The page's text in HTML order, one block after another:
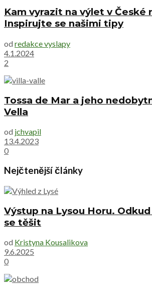
Kam vyrazit na výlet v České
Inspirujte se našimi tipy
od redakce vyslapy
4.1.2024
2
Tossa de Mar a jeho
Vella
od jchvapil
13.4.2023
0
Nejčtenější články
Výstup na Lysou Horu.
se těšit
od Kristyna Kousalikova
9.6.2025
0